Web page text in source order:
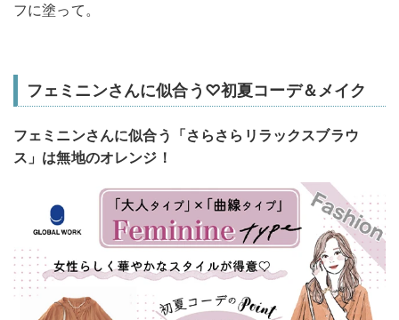
フに塗って。
フェミニンさんに似合う♡初夏コーデ＆メイク
フェミニンさんに似合う「さらさらリラックスブラウ
ス」は無地のオレンジ！